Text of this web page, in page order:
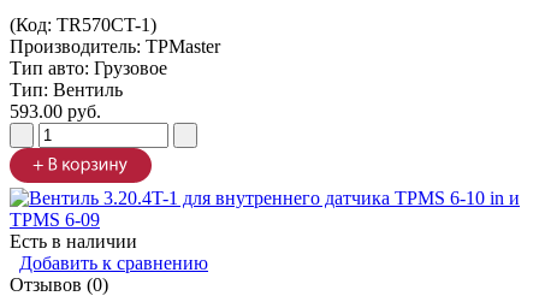
(Код: TR570CT-1)
Производитель: TPMaster
Тип авто: Грузовое
Тип: Вентиль
593.00 руб.
Есть в наличии
Добавить к сравнению
Отзывов (0)